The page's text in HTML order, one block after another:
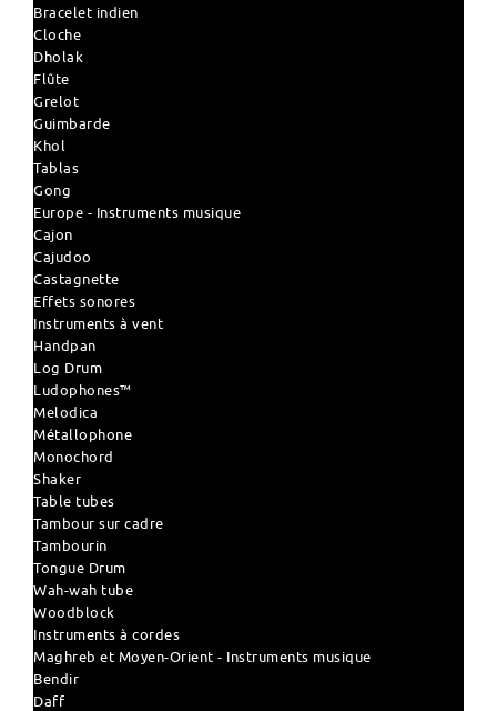
Bracelet indien
Cloche
Dholak
Flûte
Grelot
Guimbarde
Khol
Tablas
Gong
Europe - Instruments musique
Cajon
Cajudoo
Castagnette
Effets sonores
Instruments à vent
Handpan
Log Drum
Ludophones™
Melodica
Métallophone
Monochord
Shaker
Table tubes
Tambour sur cadre
Tambourin
Tongue Drum
Wah-wah tube
Woodblock
Instruments à cordes
Maghreb et Moyen-Orient - Instruments musique
Bendir
Daff